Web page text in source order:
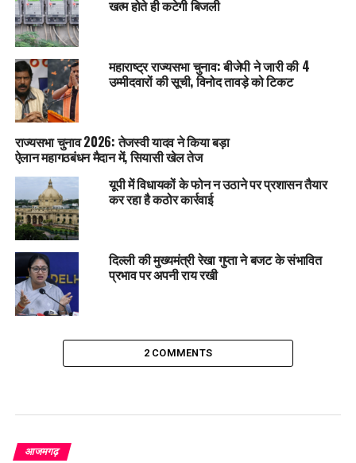
खत्म होते ही कटेगी बिजली
महाराष्ट्र राज्यसभा चुनाव: बीजेपी ने जारी की 4
उम्मीदवारों की सूची, विनोद तावड़े को टिकट
राज्यसभा चुनाव 2026: तेजस्वी यादव ने किया बड़ा
ऐलान महागठबंधन मैदान में, सियासी खेल तेज
यूपी में विधायकों के फोन न उठाने पर प्रशासन तैयार
कर रहा है कठोर कार्रवाई
दिल्ली की मुख्यमंत्री रेखा गुप्ता ने बजट के संभावित
प्रभाव पर अपनी राय रखी
2 COMMENTS
आजमगढ़